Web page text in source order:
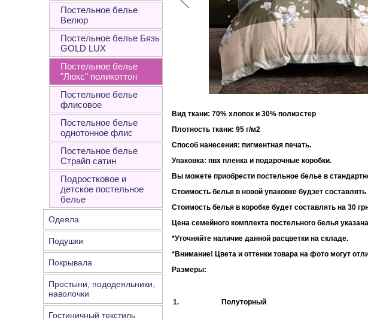
Постельное белье
Велюр
Постельное белье Бязь
GOLD LUX
Постельное белье
"Люкс" поликоттон
Постельное белье
флисовое
Постельное белье
однотонное флис
Постельное белье
Страйп сатин
Подростковое и
детское постельное
белье
Одеяла
Подушки
Покрывала
Простыни, пододеяльники,
наволочки
Гостиничный текстиль
Вид ткани: 70% хлопок и 30% полиэстер
Плотность ткани: 95 г/м2
Способ нанесения: пигментная печать.
Упаковка: пвх пленка и подарочные коробки.
Вы можете приобрести постельное белье в
Стоимость белья в новой упаковке будзет
Стоимость белья в коробке будет составлять на 30
Цена семейного комплекта постельного белья
*Уточняйте наличие данной расцветки на складе.
*Внимание! Цвета и оттенки товара на фото могут
Размеры:
1. Полуторный